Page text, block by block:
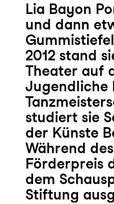
Lia Bayon
und dann
2012 stand
Theater auf
Jugendliche
studiert sie
der Künste
Während
Förderpreis
dem
Stiftung